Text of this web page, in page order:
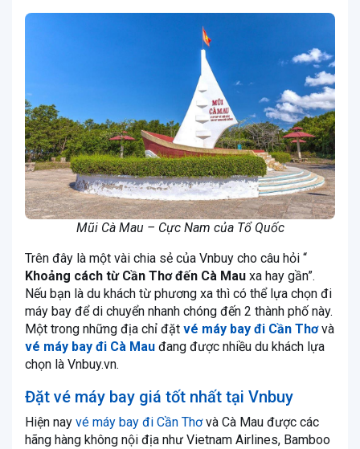
Mũi Cà Mau – Cực Nam của Tổ Quốc
Trên đây là một vài chia sẻ của Vnbuy cho câu hỏi “
Khoảng cách từ Cần Thơ đến Cà Mau xa hay gần”.
Nếu bạn là du khách từ phương xa thì có thể lựa chọn đi
máy bay để di chuyển nhanh chóng đến 2 thành phố này.
Một trong những địa chỉ đặt vé máy bay đi Cần Thơvà
vé máy bay đi Cà Mau đang được nhiều du khách lựa
chọn là Vnbuy.vn.
Đặt vé máy bay giá tốt nhất tại Vnbuy
Hiện nay vé máy bay đi Cần Thơvà Cà Mau được các
hãng hàng không nội địa như Vietnam Airlines, Bamboo